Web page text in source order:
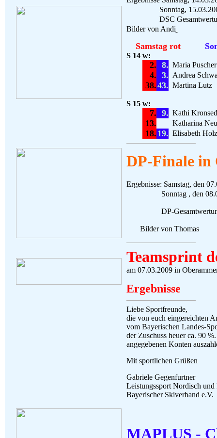
Sonntag,
DSC
Bilder von Andi
Samstag rot
S 14 w:
2. 8. Maria Puscher
4. 3. Andrea
38.43. Martina Lutz
S 15 w:
7. 9. Kathi
13. Katharina
18. 19. Elisabeth
DP-Finale in
Ergebnisse: Samstag, den
Sonntag , den
DP-Gesamtwertung
Bilder von Thomas
Teamsprint
am 07.03.2009 in
Ergebnisse
Liebe Sportfreunde,
die von euch eingereichten
vom Bayerischen Landes-
der Zuschuss heuer ca. 90
angegebenen Konten
Mit sportlichen Grüßen
Gabriele Gegenfurtner
Leistungssport Nordisch
Bayerischer Skiverband e.V.
MAPLUS -